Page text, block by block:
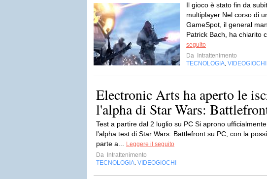
Il gioco è stato fin da
multiplayer Nel corso di
GameSpot, il general
Patrick Bach, ha chiarito
seguito
Da
Intrattenimento
TECNOLOGIA VIDEOGIOCHI
Electronic Arts ha aperto le
l'alpha di Star Wars:
Test a partire dal 2 luglio su PC Si aprono
l'alpha test di Star Wars: Battlefront su PC, con la
parte a...
Leggere il seguito
Da
Intrattenimento
TECNOLOGIA VIDEOGIOCHI